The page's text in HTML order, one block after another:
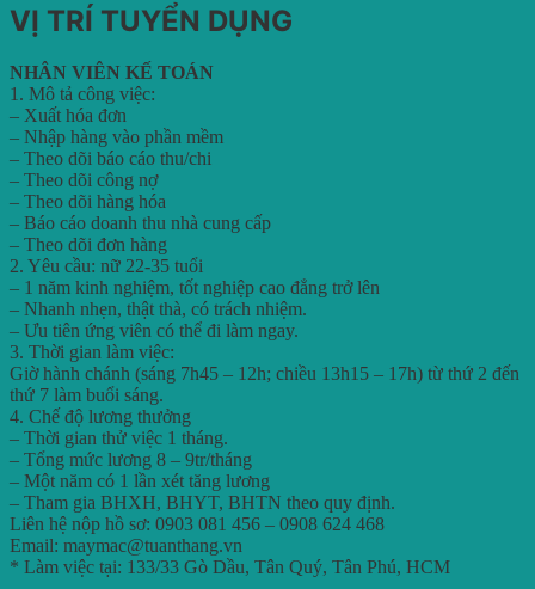
VỊ TRÍ TUYỂN DỤNG
NHÂN VIÊN KẾ TOÁN
1. Mô tả công việc:
– Xuất hóa đơn
– Nhập hàng vào phần mềm
– Theo dõi báo cáo thu/chi
– Theo dõi công nợ
– Theo dõi hàng hóa
– Báo cáo doanh thu nhà cung cấp
– Theo dõi đơn hàng
2. Yêu cầu: nữ 22-35 tuổi
– 1 năm kinh nghiệm, tốt nghiệp cao đẳng trở lên
– Nhanh nhẹn, thật thà, có trách nhiệm.
– Ưu tiên ứng viên có thể đi làm ngay.
3. Thời gian làm việc:
Giờ hành chánh (sáng 7h45 – 12h; chiều 13h15 – 17h) từ thứ 2 đến
thứ 7 làm buổi sáng.
4. Chế độ lương thưởng
– Thời gian thử việc 1 tháng.
– Tổng mức lương 8 – 9tr/tháng
– Một năm có 1 lần xét tăng lương
– Tham gia BHXH, BHYT, BHTN theo quy định.
Liên hệ nộp hồ sơ: 0903 081 456 – 0908 624 468
Email: maymac@tuanthang.vn
* Làm việc tại: 133/33 Gò Dầu, Tân Quý, Tân Phú, HCM